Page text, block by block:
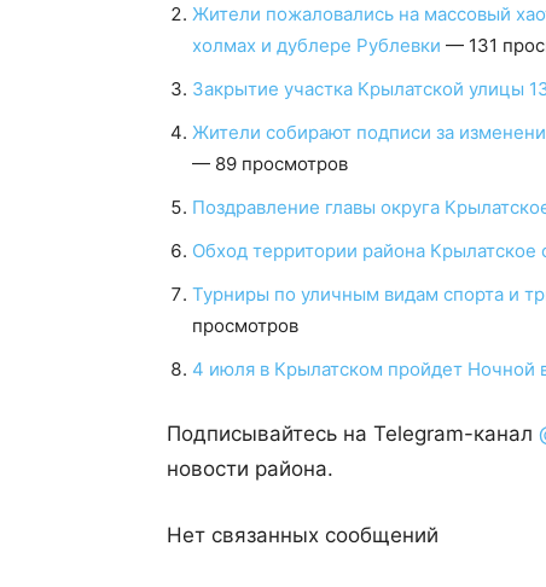
Жители пожаловались на массовый
холмах и дублере Рублевки — 131
Закрытие участка Крылатской улицы
Жители собирают подписи за
— 89 просмотров
Поздравление главы округа
Обход территории района Крылатское
Турниры по уличным видам спорта и
просмотров
4 июля в Крылатском пройдет Ночной
Подписывайтесь на Telegram-канал
новости района.
Нет связанных сообщений